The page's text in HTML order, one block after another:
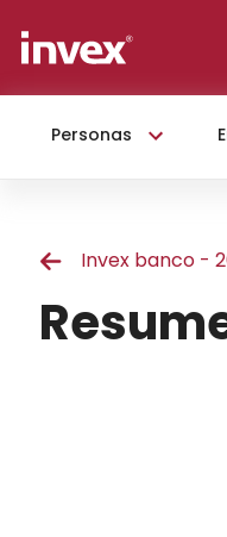
Personas
Invex banco -